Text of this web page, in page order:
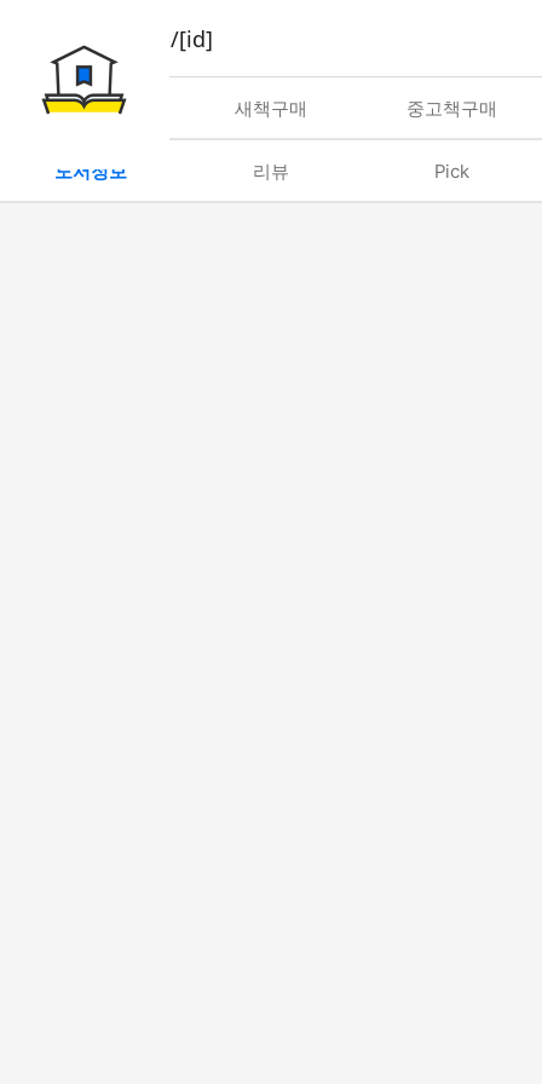
book/rent/[id]
대여 새책구매 중고책구매
도서정보 리뷰 Pick